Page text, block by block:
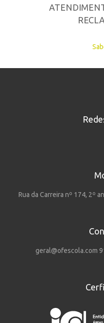
Rua da Carreira nº 174, 2º
geral@ofescola.com